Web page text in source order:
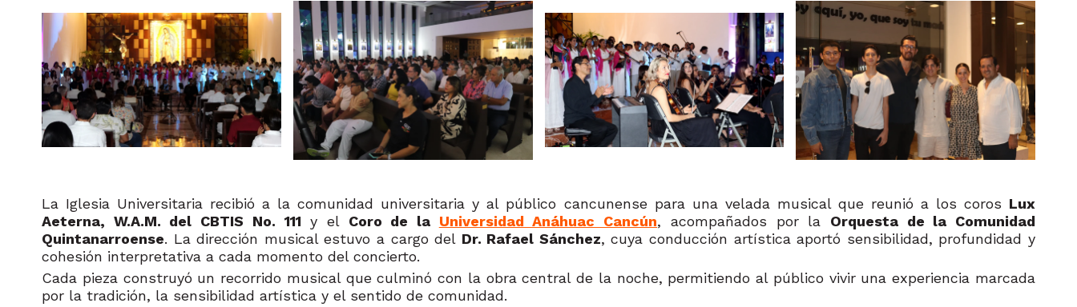
La Iglesia Universitaria recibió a la comunidad universitaria y al público cancunense para una velada musical que reunió a los coros Lux
Aeterna, W.A.M. del CBTIS No. 111 y el Coro de la Universidad Anáhuac Cancún, acompañados por la Orquesta de la Comunidad
Quintanarroense. La dirección musical estuvo a cargo del Dr. Rafael Sánchez, cuya conducción artística aportó sensibilidad, profundidad y
cohesión interpretativa a cada momento del concierto.
Cada pieza construyó un recorrido musical que culminó con la obra central de la noche, permitiendo al público vivir una experiencia marcada
por la tradición, la sensibilidad artística y el sentido de comunidad.